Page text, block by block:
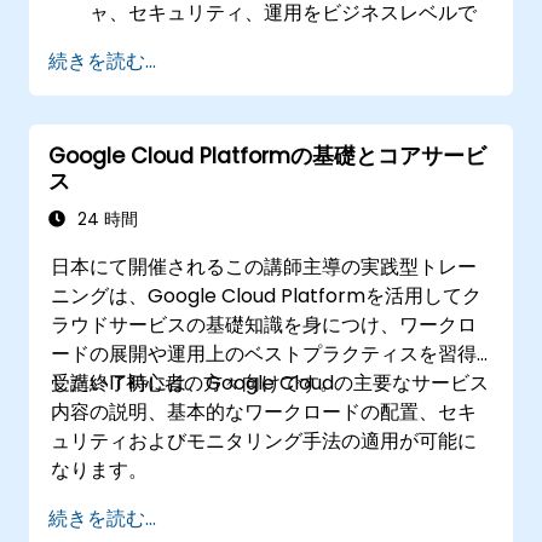
ャ、セキュリティ、運用をビジネスレベルで
模擬問題と構造化された復習を通じて、認定
試験に備えられるようになる。
続きを読む...
Google Cloud Platformの基礎とコアサービ
ス
24 時間
日本にて開催されるこの講師主導の実践型トレー
ニングは、Google Cloud Platformを活用してク
ラウドサービスの基礎知識を身につけ、ワークロ
ードの展開や運用上のベストプラクティスを習得
したいIT初心者の方々向けです。
受講終了時には、Google Cloudの主要なサービス
内容の説明、基本的なワークロードの配置、セキ
ュリティおよびモニタリング手法の適用が可能に
なります。
続きを読む...